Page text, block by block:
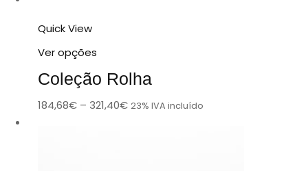
Quick View
Ver opções
Coleção Rolha
184,68€ – 321,40€ 23% IVA incluído